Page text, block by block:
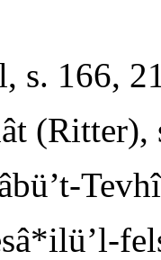
s. 166,
(Ritter),